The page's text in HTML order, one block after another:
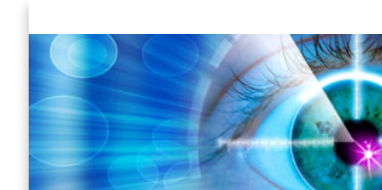
to
content
vinivida.lk